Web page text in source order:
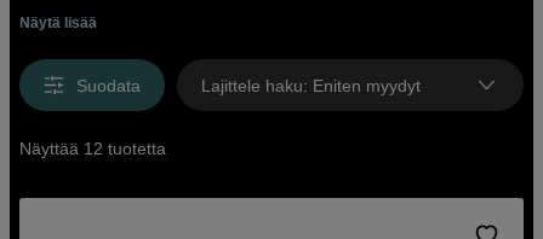
Lewitt
muusikoille ja luoville tekijöille
Näytä lisää
Suodata Lajittele haku: Eniten myydyt
Näyttää 12 tuotetta